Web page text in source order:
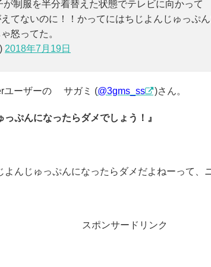
制服を半分着替えた状態でテレビに向かって
えてないのに！！かってにはちじよんじゅっぷ
怒ってた。
2018年7月19日
ユーザーの サガミ (@3gms_ss )さん。
っぷんになったらダメでしょう！』
よんじゅっぷんになったらダメだよねーって、
スポンサードリンク